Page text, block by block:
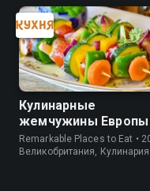
Кулинарные
жемчужины Европы
Remarkable Places to Eat •
Великобритания, Кулинария